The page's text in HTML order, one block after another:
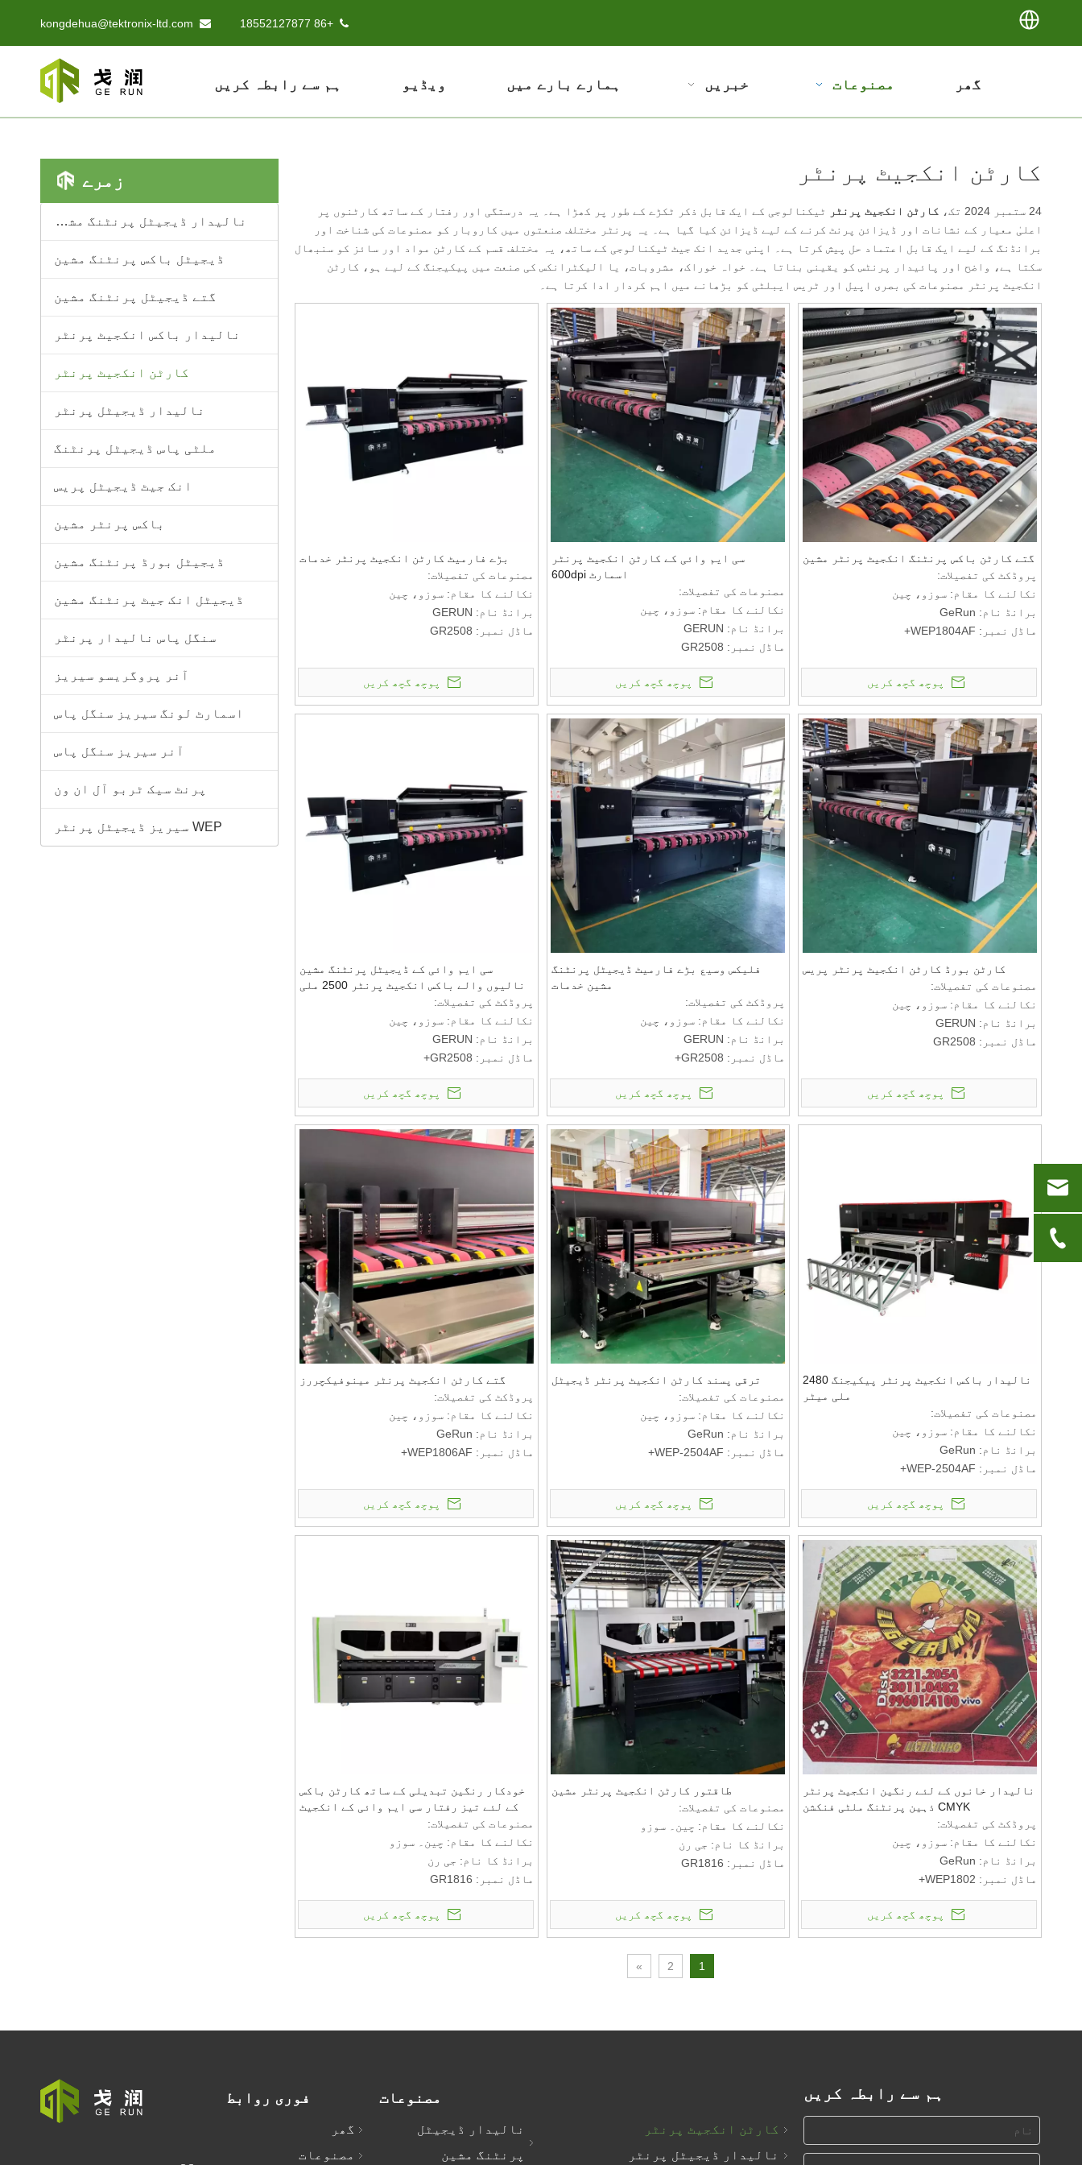

+86 18552127877

kongdehua@tektronix-ltd.com
گھر مصنوعات خبریں ہمارے بارے میں ویڈیو ہم سے رابطہ کریں
زمرے
نالیدار ڈیجیٹل پرنٹنگ مشین
ڈیجیٹل باکس پرنٹنگ مشین
گتے ڈیجیٹل پرنٹنگ مشین
نالیدار باکس انکجیٹ پرنٹر
کارٹن انکجیٹ پرنٹر
نالیدار ڈیجیٹل پرنٹر
ملٹی پاس ڈیجیٹل پرنٹنگ
انک جیٹ ڈیجیٹل پریس
باکس پرنٹر مشین
ڈیجیٹل بورڈ پرنٹنگ مشین
ڈیجیٹل انک جیٹ پرنٹنگ مشین
سنگل پاس نالیدار پرنٹر
آنر پروگریسو سیریز
اسمارٹ لونگ سیریز سنگل پاس
آنر سیریز سنگل پاس
پرنٹ سیک ٹربو آل ان ون
WEP سیریز ڈیجیٹل پرنٹر
کارٹن انکجیٹ پرنٹر
24 ستمبر 2024 تک، کارٹن انکجیٹ پرنٹر
ٹیکنالوجی کے ایک قابل ذکر ٹکڑے کے طور پر کھڑا ہے۔ یہ درستگی اور رفتار کے ساتھ کارٹنوں پر
اعلیٰ معیار کے نشانات اور ڈیزائن پرنٹ کرنے کے لیے ڈیزائن کیا گیا ہے۔ یہ پرنٹر مختلف صنعتوں میں کاروبار کو مصنوعات کی شناخت اور
برانڈنگ کے لیے ایک قابل اعتماد حل پیش کرتا ہے۔ اپنی جدید انک جیٹ ٹیکنالوجی کے ساتھ، یہ مختلف قسم کے کارٹن مواد اور سائز کو سنبھال
سکتا ہے، واضح اور پائیدار پرنٹس کو یقینی بناتا ہے۔ خواہ خوراک، مشروبات، یا الیکٹرانکس کی صنعت میں پیکیجنگ کے لیے ہو، کارٹن
انکجیٹ پرنٹر مصنوعات کی بصری اپیل اور ٹریس ایبلٹی کو بڑھانے میں اہم کردار ادا کرتا ہے۔
گتے کارٹن باکس پرنٹنگ انکجیٹ پرنٹر مشین
پروڈکٹ کی تفصیلات:
نکالنے کا مقام: سوزو، چین
برانڈ نام: GeRun
ماڈل نمبر: WEP1804AF+
کم از کم آرڈر کی مقدار: 1 سیٹ
ادائیگی کی شرائط کے بارے میں بات کرنے کے
لیے ملیں: T/T
پوچھ گچھ کریں
سی ایم وائی کے کارٹن انکجیٹ پرنٹر
اسمارٹ 600dpi
مصنوعات کی تفصیلات:
نکالنے کا مقام: سوزو، چین
برانڈ نام: GERUN
ماڈل نمبر: GR2508
ادائیگی اور ترسیل کی شرائط:
کم از کم آرڈر کی مقدار: 1 سیٹ
قیمت: RMB
ادائیگی کی شرائط کے بارے میں بات کرنے کے
لیے ملیں: T/T
پوچھ گچھ کریں
بڑے فارمیٹ کارٹن انکجیٹ پرنٹر خدمات
مصنوعات کی تفصیلات:
نکالنے کا مقام: سوزو، چین
برانڈ نام: GERUN
ماڈل نمبر: GR2508
کم از کم آرڈر کی مقدار: 1 سیٹ
ادائیگی کی شرائط کے بارے میں بات کرنے کے
پوچھ گچھ کریں
کارٹن بورڈ کارٹن انکجیٹ پرنٹر پریس
مصنوعات کی تفصیلات:
نکالنے کا مقام: سوزو، چین
برانڈ نام: GERUN
ماڈل نمبر: GR2508
کم از کم آرڈر کی مقدار: 1 سیٹ
ادائیگی کی شرائط کے بارے میں بات کرنے کے
پوچھ گچھ کریں
فلیکس وسیع بڑے فارمیٹ ڈیجیٹل پرنٹنگ
مشین خدمات
پروڈکٹ کی تفصیلات:
نکالنے کا مقام: سوزو، چین
برانڈ نام: GERUN
ماڈل نمبر: GR2508+
ادائیگی اور ترسیل کی شرائط:
کم از کم آرڈر کی مقدار: 1 سیٹ
قیمت: RMB
ادائیگی کی شرائط کے بارے میں بات کرنے کے
لیے ملیں: T/T
پوچھ گچھ کریں
سی ایم وائی کے ڈیجیٹل پرنٹنگ مشین
نالیوں والے باکس انکجیٹ پرنٹر 2500 ملی
پروڈکٹ کی تفصیلات:
نکالنے کا مقام: سوزو، چین
برانڈ نام: GERUN
ماڈل نمبر: GR2508+
ادائیگی اور ترسیل کی شرائط:
کم از کم آرڈر کی مقدار: 1 سیٹ
قیمت: RMB
ادائیگی کی شرائط کے بارے میں بات کرنے کے
لیے ملیں: T/T
پوچھ گچھ کریں
نالیدار باکس انکجیٹ پرنٹر پیکیجنگ 2480
ملی میٹر
مصنوعات کی تفصیلات:
نکالنے کا مقام: سوزو، چین
برانڈ نام: GeRun
ماڈل نمبر: WEP-2504AF+
ادائیگی اور ترسیل کی شرائط:
کم از کم آرڈر کی مقدار: 1 سیٹ
قیمت: RMB
ادائیگی کی شرائط کے بارے میں بات کرنے کے
لیے ملیں: T/T
پوچھ گچھ کریں
ترقی پسند کارٹن انکجیٹ پرنٹر ڈیجیٹل
مصنوعات کی تفصیلات:
نکالنے کا مقام: سوزو، چین
برانڈ نام: GeRun
ماڈل نمبر: WEP-2504AF+
کم از کم آرڈر کی مقدار: 1 سیٹ
ادائیگی کی شرائط کے بارے میں بات کرنے کے
لیے ملیں: T/T
پوچھ گچھ کریں
گتے کارٹن انکجیٹ پرنٹر مینوفیکچررز
پروڈکٹ کی تفصیلات:
نکالنے کا مقام: سوزو، چین
برانڈ نام: GeRun
ماڈل نمبر: WEP1806AF+
کم از کم آرڈر کی مقدار: 1 سیٹ
ادائیگی کی شرائط کے بارے میں بات کرنے کے
پوچھ گچھ کریں
نالیدار خانوں کے لئے رنگین انکجیٹ پرنٹر
CMYK ذہین پرنٹنگ ملٹی فنکشن
پروڈکٹ کی تفصیلات:
نکالنے کا مقام: سوزو، چین
برانڈ نام: GeRun
ماڈل نمبر: WEP1802+
ادائیگی اور ترسیل کی شرائط:
کم از کم آرڈر کی مقدار: 1 سیٹ
قیمت: RMB
پوچھ گچھ کریں
طاقتور کارٹن انکجیٹ پرنٹر مشین
مصنوعات کی تفصیلات:
نکالنے کا مقام: چین۔ سوزو
برانڈ کا نام: جی رن
ماڈل نمبر: GR1816
کم از کم آرڈر کی مقدار: 1 سیٹ
ادائیگی کی شرائط کے بارے میں بات کرنے کے
پوچھ گچھ کریں
خودکار رنگین تبدیلی کے ساتھ کارٹن باکس
کے لئے تیز رفتار سی ایم وائی کے انکجیٹ
مصنوعات کی تفصیلات:
نکالنے کا مقام: چین۔ سوزو
برانڈ کا نام: جی رن
ماڈل نمبر: GR1816
ادائیگی اور ترسیل کی شرائط:
کم از کم آرڈر کی مقدار: 1 سیٹ
قیمت: RMB
پوچھ گچھ کریں
1
2
»
فوری روابط
گھر
مصنوعات
مصنوعات
نالیدار ڈیجیٹل
پرنٹنگ مشین
کارٹن انکجیٹ پرنٹر
نالیدار ڈیجیٹل پرنٹر
ہم سے رابطہ کریں